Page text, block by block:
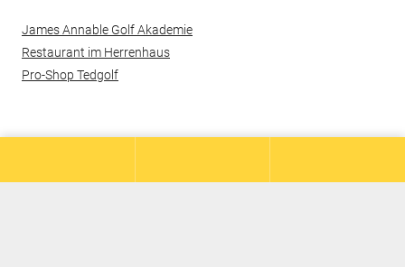
James Annable Golf Akademie
Restaurant im Herrenhaus
Pro-Shop Tedgolf